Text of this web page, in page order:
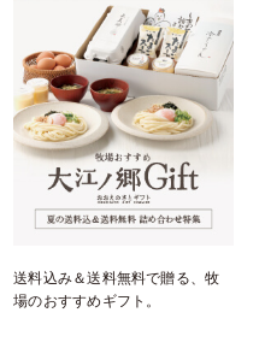
送料込み＆送料無料で贈る、牧
場のおすすめギフト。